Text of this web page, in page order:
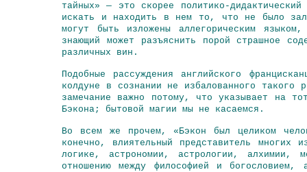
тайных» — это скорее политико-
искать и находить в нем то, что не было
могут быть изложены аллегорическим
знающий может разъяснить порой страшное
различных вин.
Подобные рассуждения английского
колдуне в сознании не избалованного такого
замечание важно потому, что указывает на
Бэкона; бытовой магии мы не касаемся.
Во всем же прочем, «Бэкон был целиком
конечно, влиятельный представитель многих
логике, астрономии, астрологии, алхимии,
отношению между философией и